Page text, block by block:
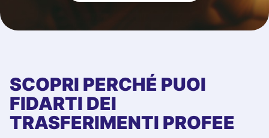
SCOPRI PERCHÉ PUOI
FIDARTI DEI
TRASFERIMENTI PROFEE